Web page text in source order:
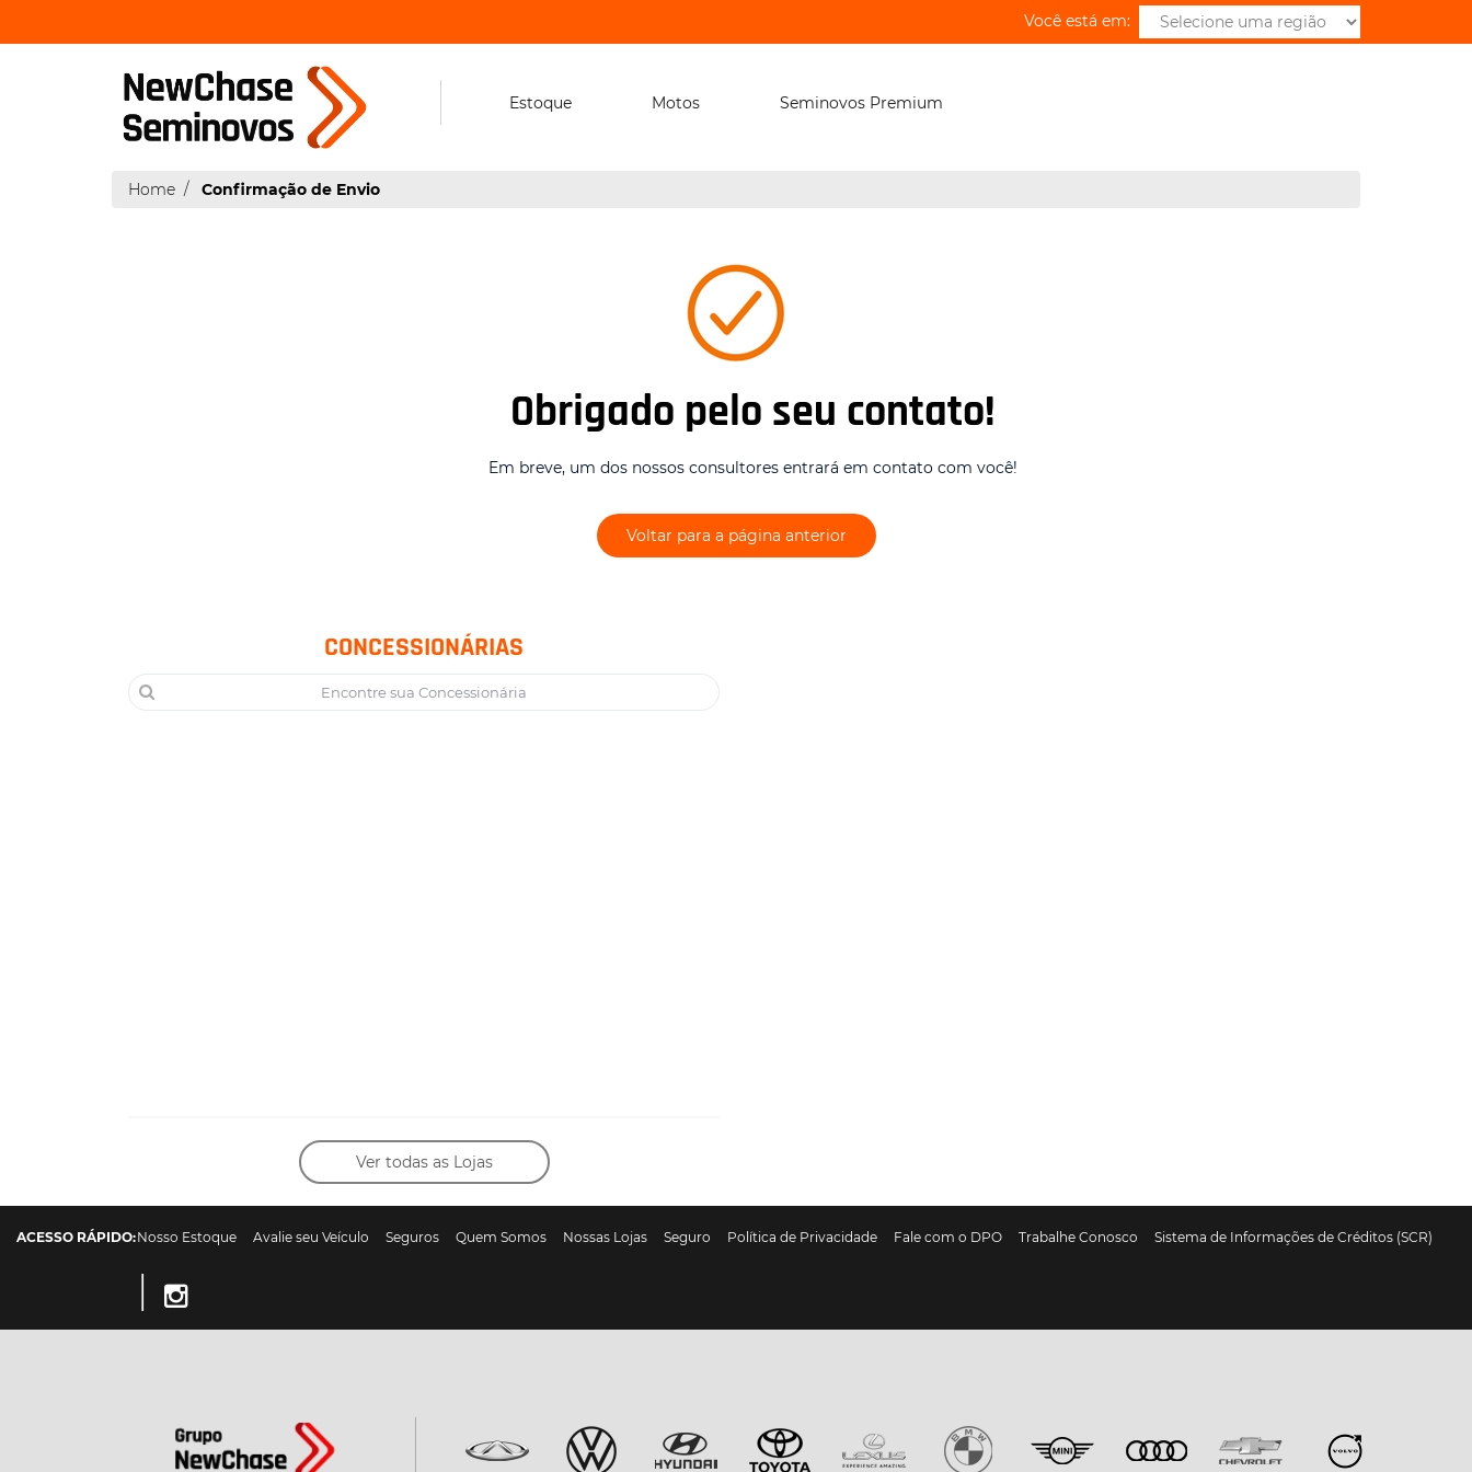
Você está em:
Estoque Motos Seminovos Premium
Home Confirmação de Envio
Obrigado pelo seu contato!
Em breve, um dos nossos consultores entrará em contato com você!
Voltar para a página anterior
CONCESSIONÁRIAS
Ver todas as Lojas
ACESSO RÁPIDO:Nosso Estoque Avalie seu Veículo Seguros Quem Somos Nossas Lojas Seguro Política de Privacidade Fale com o DPO Trabalhe Conosco Sistema de Informações de Créditos (SCR)